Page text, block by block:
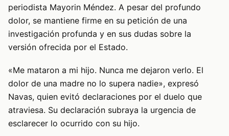
periodista Mayorin Méndez. A pesar del profundo
dolor, se mantiene firme en su petición de una
investigación profunda y en sus dudas sobre la
versión ofrecida por el Estado.
«Me mataron a mi hijo. Nunca me dejaron verlo. El
dolor de una madre no lo supera nadie», expresó
Navas, quien evitó declaraciones por el duelo que
atraviesa. Su declaración subraya la urgencia de
esclarecer lo ocurrido con su hijo.